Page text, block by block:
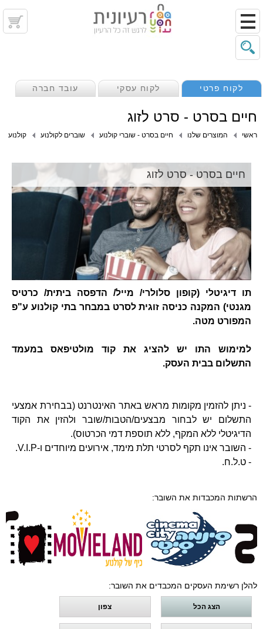
לקוח פרטי לקוח עסקי עובד חברה
חיים בסרט - סרט לזוג
ראשי המוצרים שלנו חיים בסרט - שוברי קולנוע שוברים לקולנוע קולנוע
חיים בסרט - סרט לזוג
תו דיגיטלי (קופון סלולרי/ מייל/ הדפסה ביתית/ כרטיס
מגנטי) המקנה כניסה זוגית לסרט במבחר בתי קולנוע ע"פ
המפורט מטה.
למימוש התו יש להציג את קוד מולטיפאס במעמד
התשלום בבית העסק.
- ניתן להזמין מקומות מראש באתר האינטרנט (בבחירת אמצעי
התשלום יש לבחור מבצעים/הטבות/שובר ולהזין את הקוד
הדיגיטלי ללא המקף, ללא תוספת דמי הכרטוס).
- השובר אינו תקף לסרטי תלת מימד, אירועים מיוחדים ו-V.I.P.
- ט.ל.ח.
הרשתות המכבדות את השובר:
להלן רשימת העסקים המכבדים את השובר:
הצג הכל צפון